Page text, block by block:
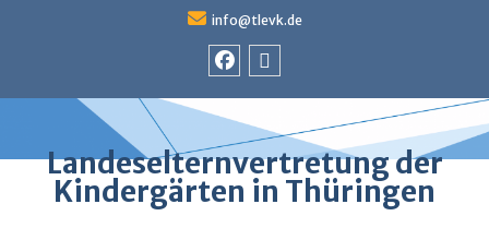
info@tlevk.de
Landeselternvertretung der
Kindergärten in Thüringen